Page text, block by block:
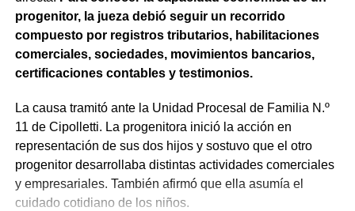
Como en este caso ese traslado aún no se había
concretado, la jueza entendió que estaban cumplidos
todos los requisitos legales para admitir el desistimiento y
declarar extinguido el proceso.
«En virtud de ello entiendo que se encuentran
configurados los recaudos previstos en el artículo 278,
para que opere el desistimiento del proceso por voluntad
de la parte», explicó. Además, se estableció que las
actuaciones permanezcan archivadas en formato digital,
conforme a la normativa vigente del Poder Judicial de Río
progenitor, la jueza debió seguir un recorrido
compuesto por registros tributarios, habilitaciones
comerciales, sociedades, movimientos bancarios,
certificaciones contables y testimonios.
La causa tramitó ante la Unidad Procesal de Familia N.º
11 de Cipolletti. La progenitora inició la acción en
representación de sus dos hijos y sostuvo que el otro
progenitor desarrollaba distintas actividades comerciales
y empresariales. También afirmó que ella asumía el
cuidado cotidiano de los niños.